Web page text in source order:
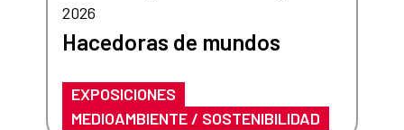
2026
Hacedoras de mundos
EXPOSICIONES
MEDIOAMBIENTE / SOSTENIBILIDAD